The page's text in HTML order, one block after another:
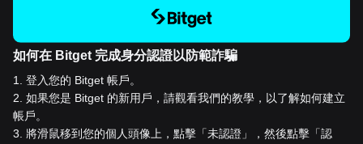
如何在 Bitget 完成身分認證以防範詐騙
1
登入您的 Bitget 帳戶。
2 如果您是 Bitget 的新用戶，請觀看我們的教學，以了解如何建立
帳戶。
3 將滑鼠移到您的個人頭像上，點擊「未認證」，然後點擊「認